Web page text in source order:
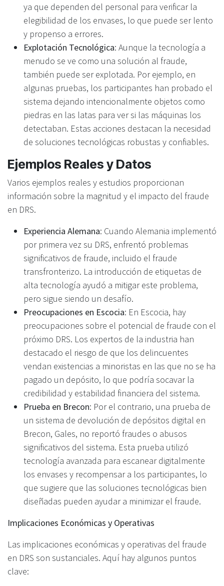
ya que dependen del personal para verificar la
elegibilidad de los envases, lo que puede ser lento
y propenso a errores.
Explotación Tecnológica: Aunque la tecnología a
menudo se ve como una solución al fraude,
también puede ser explotada. Por ejemplo, en
algunas pruebas, los participantes han probado el
sistema dejando intencionalmente objetos como
piedras en las latas para ver si las máquinas los
detectaban. Estas acciones destacan la necesidad
de soluciones tecnológicas robustas y confiables.
Ejemplos Reales y Datos
Varios ejemplos reales y estudios proporcionan
información sobre la magnitud y el impacto del fraude
en DRS.
Experiencia Alemana: Cuando Alemania implementó
por primera vez su DRS, enfrentó problemas
significativos de fraude, incluido el fraude
transfronterizo. La introducción de etiquetas de
alta tecnología ayudó a mitigar este problema,
pero sigue siendo un desafío.
Preocupaciones en Escocia: En Escocia, hay
preocupaciones sobre el potencial de fraude con el
próximo DRS. Los expertos de la industria han
destacado el riesgo de que los delincuentes
vendan existencias a minoristas en las que no se ha
pagado un depósito, lo que podría socavar la
credibilidad y estabilidad financiera del sistema.
Prueba en Brecon: Por el contrario, una prueba de
un sistema de devolución de depósitos digital en
Brecon, Gales, no reportó fraudes o abusos
significativos del sistema. Esta prueba utilizó
tecnología avanzada para escanear digitalmente
los envases y recompensar a los participantes, lo
que sugiere que las soluciones tecnológicas bien
diseñadas pueden ayudar a minimizar el fraude.
Implicaciones Económicas y Operativas
Las implicaciones económicas y operativas del fraude
en DRS son sustanciales. Aquí hay algunos puntos
clave: